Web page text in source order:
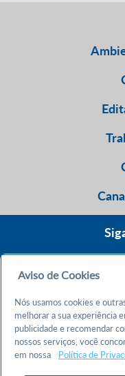
Aviso de Cookies
Nós usamos cookies e
melhorar a sua experiência
publicidade e recomendar
nossos serviços, você
em nossa
Política de